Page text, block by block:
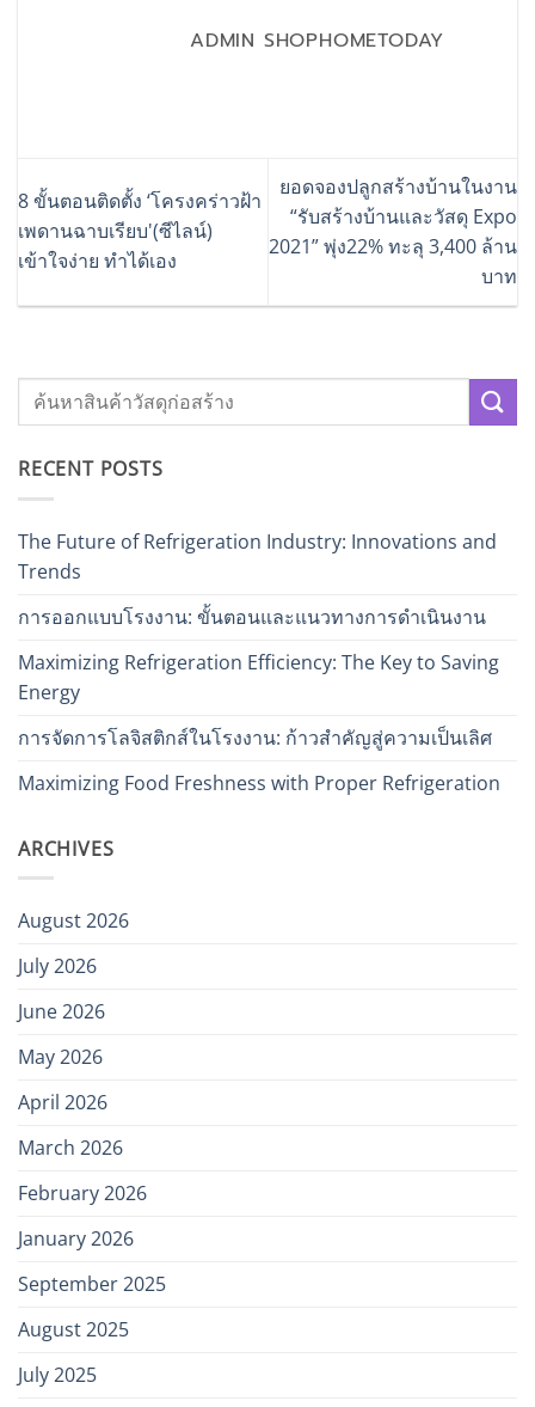
ADMIN SHOPHOMETODAY
8 ขั้นตอนติดตั้ง ‘โครงคร่าวฝ้า
เพดานฉาบเรียบ'(ซีไลน์)
เข้าใจง่าย ทำได้เอง
ยอดจองปลูกสร้างบ้านในงาน
“รับสร้างบ้านและวัสดุ Expo
2021” พุ่ง22% ทะลุ 3,400 ล้าน
บาท
RECENT POSTS
The Future of Refrigeration Industry: Innovations and
Trends
การออกแบบโรงงาน: ขั้นตอนและแนวทางการดำเนินงาน
Maximizing Refrigeration Efficiency: The Key to Saving
Energy
การจัดการโลจิสติกส์ในโรงงาน: ก้าวสำคัญสู่ความเป็นเลิศ
Maximizing Food Freshness with Proper Refrigeration
ARCHIVES
August 2026
July 2026
June 2026
May 2026
April 2026
March 2026
February 2026
January 2026
September 2025
August 2025
July 2025